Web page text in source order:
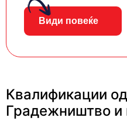
Види повеќе
Квалификации
Градежништво и